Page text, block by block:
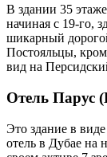
В здании 35
начиная с 19-го,
шикарный
Постояльцы,
вид на
Отель Парус
Это здание в
отель в Дубае на